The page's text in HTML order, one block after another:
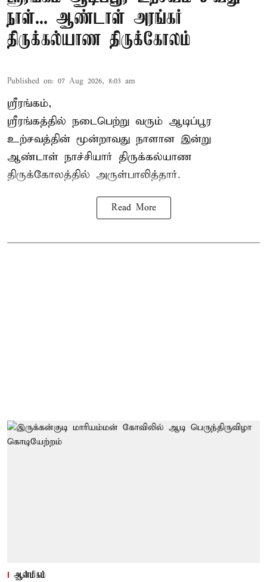
நாள்... ஆண்டாள் அரங்கர்
திருக்கல்யாண திருக்கோலம்
Published on: 07 Aug 2026, 8:03 am
ஸ்ரீரங்கம்,
ஸ்ரீரங்கத்தில் நடைபெற்று வரும் ஆடிப்பூர
உற்சவத்தின் மூன்றாவது நாளான இன்று
ஆண்டாள் நாச்சியார் திருக்கல்யாண
திருக்கோலத்தில் அருள்பாலித்தார்.
Read More
ஆன்மிகம்